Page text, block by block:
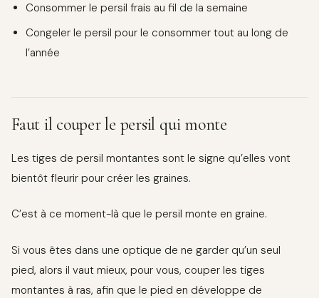
Consommer le persil frais au fil de la semaine
Congeler le persil pour le consommer tout au long de
l’année
Faut il couper le persil qui monte
Les tiges de persil montantes sont le signe qu’elles vont
bientôt fleurir pour créer les graines.
C’est à ce moment-là que le persil monte en graine.
Si vous êtes dans une optique de ne garder qu’un seul
pied, alors il vaut mieux, pour vous, couper les tiges
montantes à ras, afin que le pied en développe de